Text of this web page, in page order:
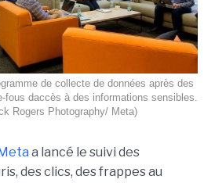
de collecte de données après des
fous daccès à des informations sensibles.
Rogers Photography/ Meta)
Meta a lancé le suivi des
des clics, des frappes au